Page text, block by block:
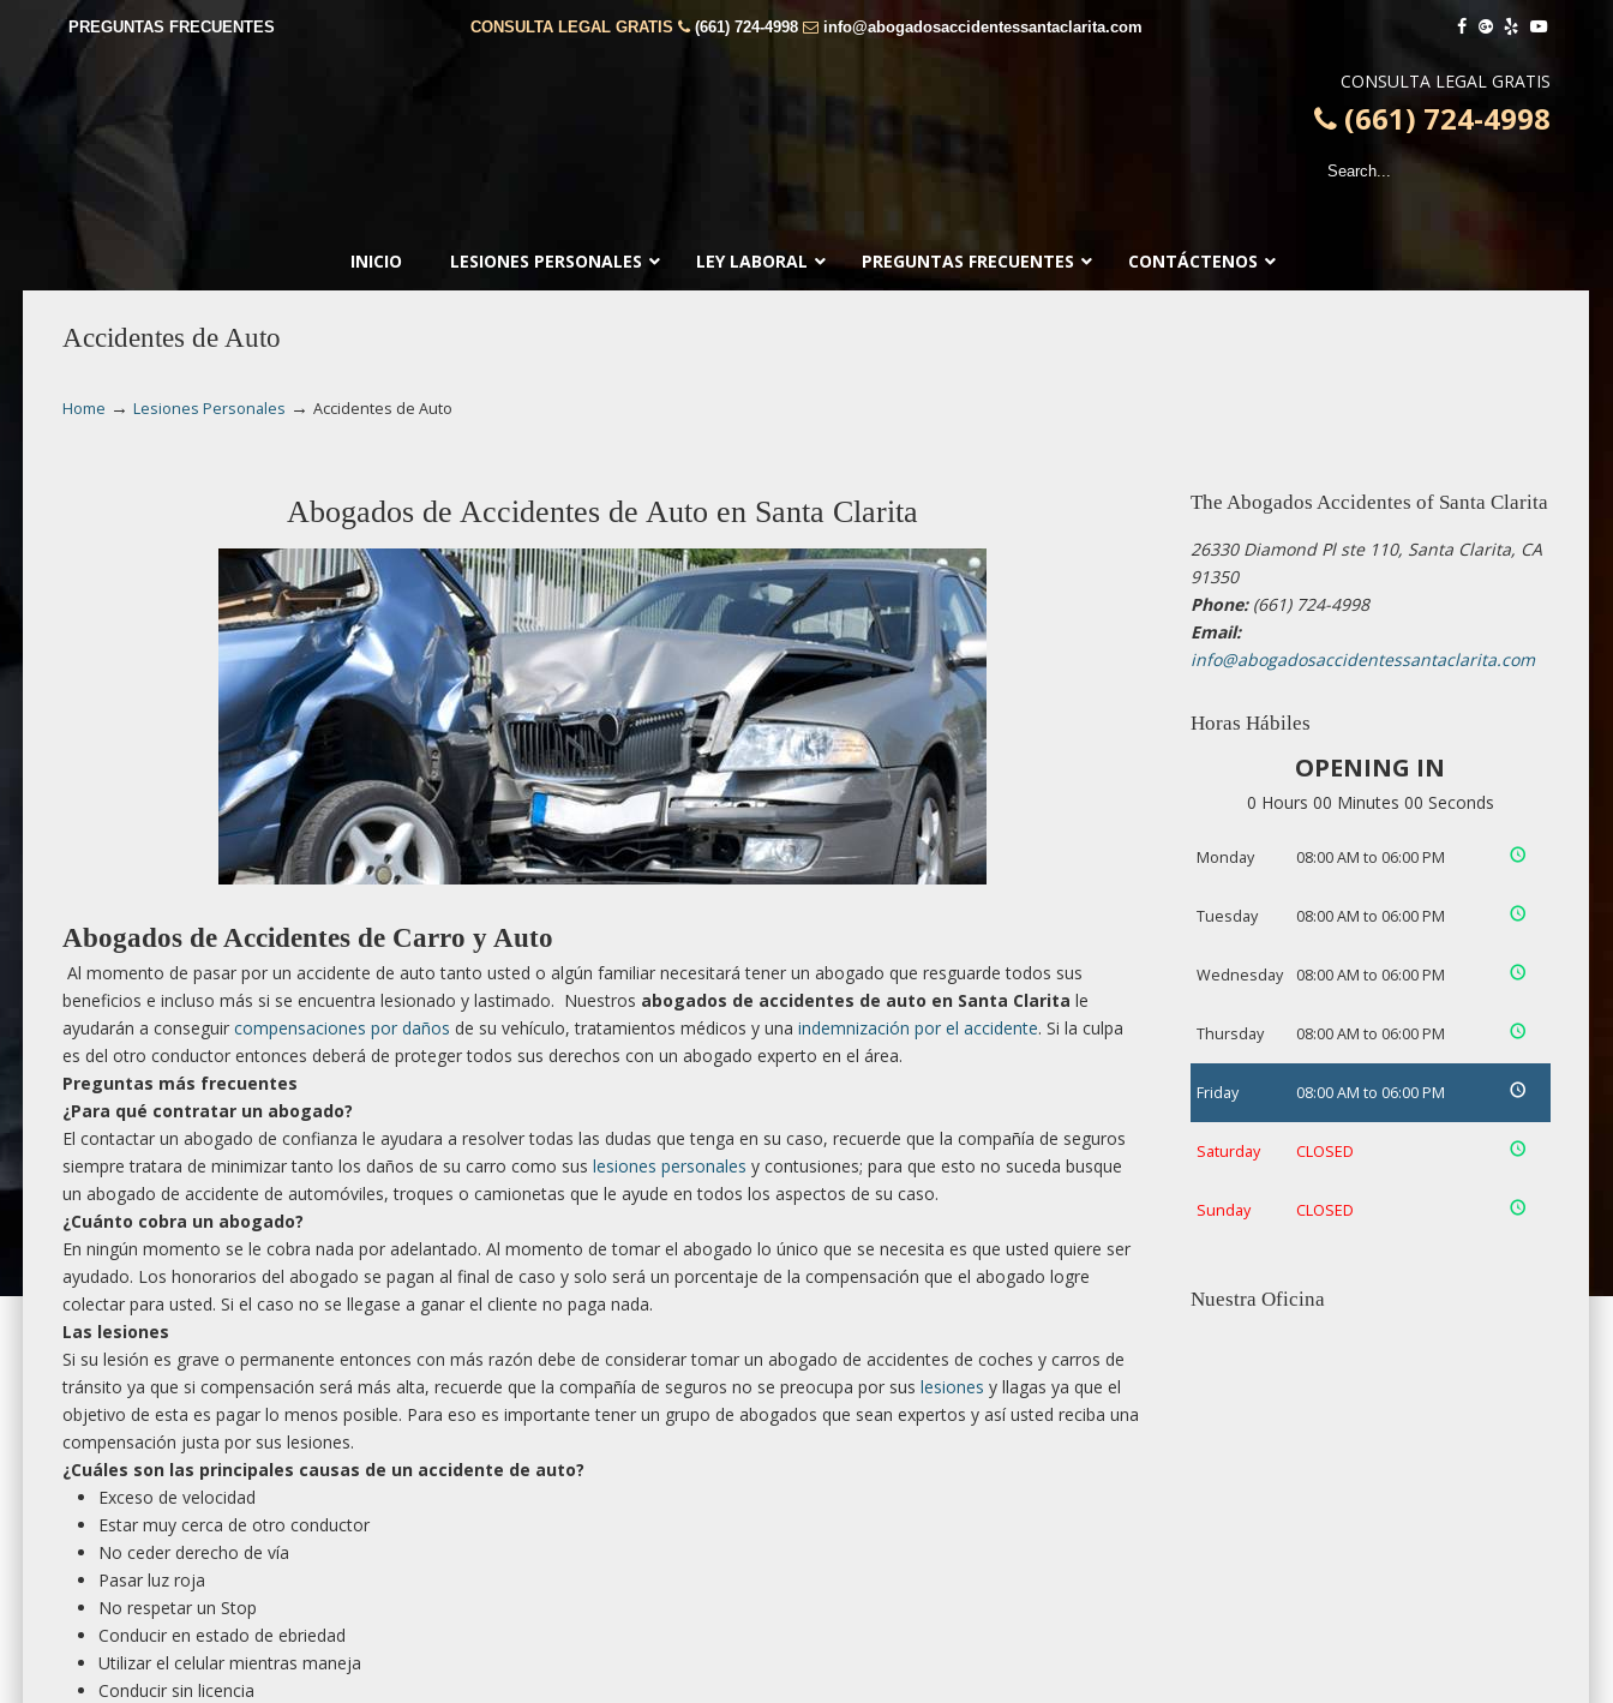
PREGUNTAS FRECUENTES CONSULTA LEGAL GRATIS (661) 724-4998 info@abogadosaccidentessantaclarita.com
CONSULTA LEGAL GRATIS
(661) 724-4998
INICIO LESIONES PERSONALES LEY LABORAL PREGUNTAS FRECUENTES CONTÁCTENOS
Accidentes de Auto
Home → Lesiones Personales → Accidentes de Auto
Abogados de Accidentes de Auto en Santa Clarita
Abogados de Accidentes de Carro y Auto
Al momento de pasar por un accidente de auto tanto usted o algún familiar necesitará tener un abogado que resguarde todos sus
beneficios e incluso más si se encuentra lesionado y lastimado. Nuestros abogados de accidentes de auto en Santa Clarita le
ayudarán a conseguir compensaciones por daños de su vehículo, tratamientos médicos y una indemnización por el accidente. Si la culpa
es del otro conductor entonces deberá de proteger todos sus derechos con un abogado experto en el área.
Preguntas más frecuentes
¿Para qué contratar un abogado?
El contactar un abogado de confianza le ayudara a resolver todas las dudas que tenga en su caso, recuerde que la compañía de seguros
siempre tratara de minimizar tanto los daños de su carro como sus lesiones personales y contusiones; para que esto no suceda busque
un abogado de accidente de automóviles, troques o camionetas que le ayude en todos los aspectos de su caso.
¿Cuánto cobra un abogado?
En ningún momento se le cobra nada por adelantado. Al momento de tomar el abogado lo único que se necesita es que usted quiere ser
ayudado. Los honorarios del abogado se pagan al final de caso y solo será un porcentaje de la compensación que el abogado logre
colectar para usted. Si el caso no se llegase a ganar el cliente no paga nada.
Las lesiones
Si su lesión es grave o permanente entonces con más razón debe de considerar tomar un abogado de accidentes de coches y carros de
tránsito ya que si compensación será más alta, recuerde que la compañía de seguros no se preocupa por sus lesiones y llagas ya que el
objetivo de esta es pagar lo menos posible. Para eso es importante tener un grupo de abogados que sean expertos y así usted reciba una
compensación justa por sus lesiones.
¿Cuáles son las principales causas de un accidente de auto?
Exceso de velocidad
Estar muy cerca de otro conductor
No ceder derecho de vía
Pasar luz roja
No respetar un Stop
Conducir en estado de ebriedad
Utilizar el celular mientras maneja
Conducir sin licencia
The Abogados Accidentes of Santa Clarita
26330 Diamond Pl ste 110, Santa Clarita, CA
91350
Phone:(661) 724-4998
Email:
info@abogadosaccidentessantaclarita.com
Horas Hábiles
OPENING IN
0 Hours 00 Minutes 00 Seconds
Monday 08:00 AM to 06:00 PM
Tuesday 08:00 AM to 06:00 PM
Wednesday 08:00 AM to 06:00 PM
Thursday 08:00 AM to 06:00 PM
Friday 08:00 AM to 06:00 PM
Saturday CLOSED
Sunday CLOSED
Nuestra Oficina